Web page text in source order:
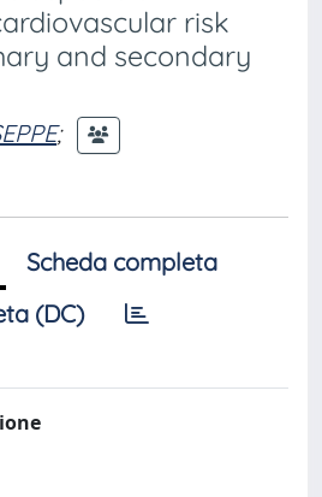
risk
and secondary
;
Scheda completa
(DC)